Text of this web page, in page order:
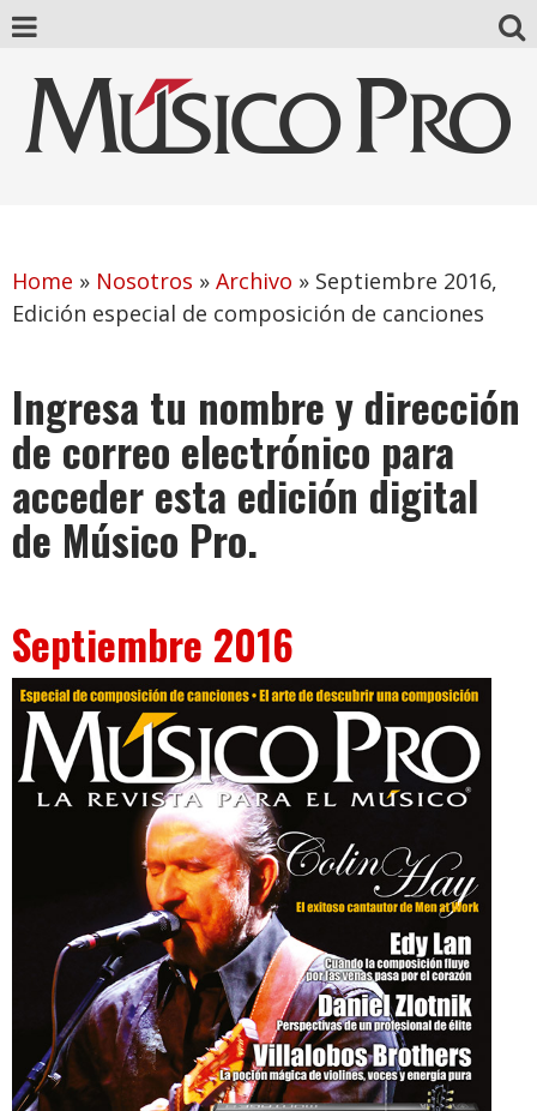
Home » Nosotros » Archivo » Septiembre 2016,
Edición especial de composición de canciones
Ingresa tu nombre y dirección
de correo electrónico para
acceder esta edición digital
de Músico Pro.
Septiembre 2016